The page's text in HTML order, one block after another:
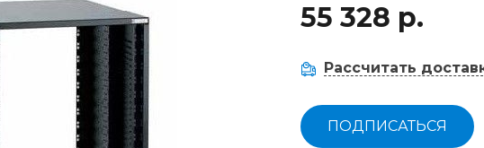
55 328 р.
Рассчитать
ПОДПИСАТЬСЯ